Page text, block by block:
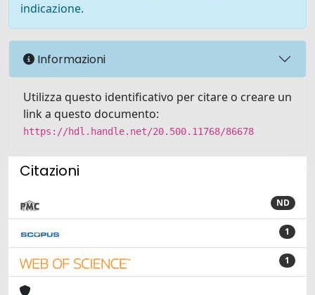
indicazione.
Informazioni
Utilizza questo identificativo per citare o creare un
link a questo documento:
https://hdl.handle.net/20.500.11768/86678
Citazioni
ND
1
1